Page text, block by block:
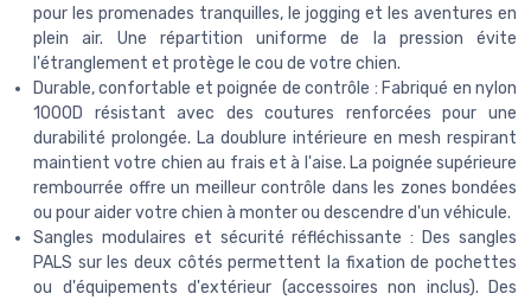
pour les promenades tranquilles, le jogging et les aventures en
plein air. Une répartition uniforme de la pression évite
l'étranglement et protège le cou de votre chien.
Durable, confortable et poignée de contrôle : Fabriqué en nylon
1000D résistant avec des coutures renforcées pour une
durabilité prolongée. La doublure intérieure en mesh respirant
maintient votre chien au frais et à l'aise. La poignée supérieure
rembourrée offre un meilleur contrôle dans les zones bondées
ou pour aider votre chien à monter ou descendre d'un véhicule.
Sangles modulaires et sécurité réfléchissante : Des sangles
PALS sur les deux côtés permettent la fixation de pochettes
ou d'équipements d'extérieur (accessoires non inclus). Des